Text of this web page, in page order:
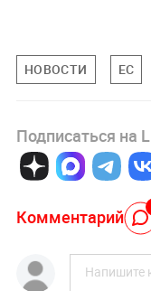
НОВОСТИ ЕС
Подписаться на
Комментарий